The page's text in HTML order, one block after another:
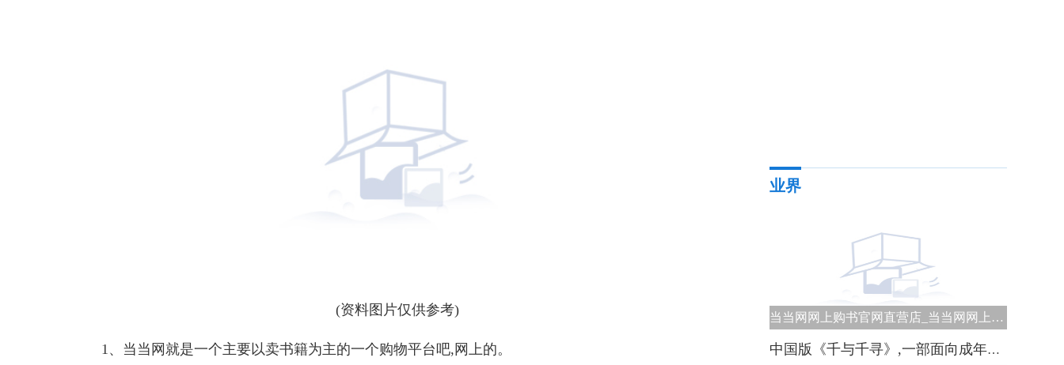
(资料图片仅供参考)
1、当当网就是一个主要以卖书籍为主的一个购物平台吧,网上的。
业界
当当网网上购书官网直营店_当当网网上购物首页|即时
中国版《千与千寻》,一部面向成年人的暗夜童话 世界热闻